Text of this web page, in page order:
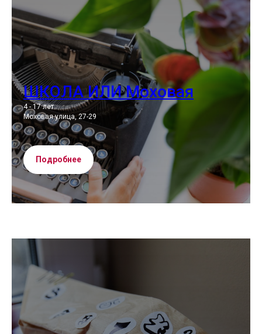
ШКОЛА ИЛИ Моховая
4 - 17 лет
Моховая улица, 27-29
Подробнее